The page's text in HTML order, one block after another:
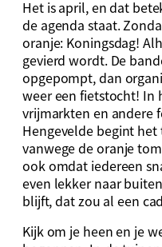
Het is april, en dat
de agenda staat.
oranje: Koningsdag!
gevierd wordt. De
opgepompt, dan
weer een fietstocht! In
vrijmarkten en andere
Hengevelde begint
vanwege de oranje
ook omdat iedereen
even lekker naar
blijft, dat zou al een
Kijk om je heen en je